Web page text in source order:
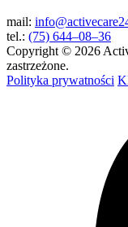
mail:
tel.: (75) 644–08–36
Copyright © 2026
zastrzeżone.
Polityka prywatności